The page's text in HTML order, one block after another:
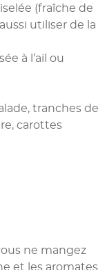
(fraîche de
utiliser de la
à l’ail ou
tranches de
carottes
ne mangez
et les aromates.